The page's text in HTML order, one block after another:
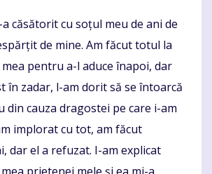
a căsătorit cu soțul meu de ani de
de mine. Am făcut totul la
pentru a-l aduce înapoi, dar
în zadar, l-am dorit să se întoarcă
din cauza dragostei pe care i-am
implorat cu tot, am făcut
dar el a refuzat. I-am explicat